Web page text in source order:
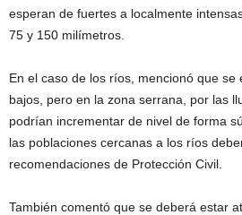
esperan de fuertes a localmente
75 y 150 milímetros.
En el caso de los ríos, mencionó que se
bajos, pero en la zona serrana, por las
podrían incrementar de nivel de forma
las poblaciones cercanas a los ríos
recomendaciones de Protección Civil.
También comentó que se deberá estar